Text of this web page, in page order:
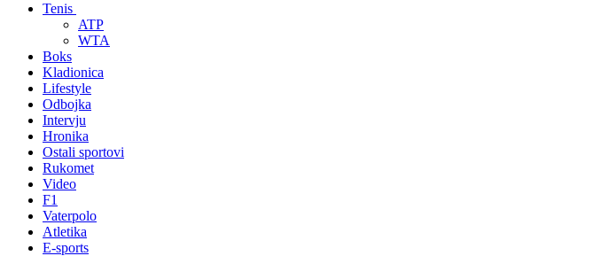
Tenis
ATP
WTA
Boks
Kladionica
Lifestyle
Odbojka
Intervju
Hronika
Ostali sportovi
Rukomet
Video
F1
Vaterpolo
Atletika
E-sports